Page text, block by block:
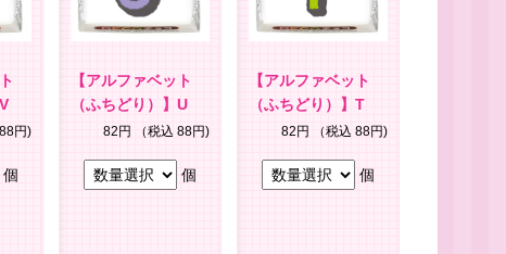
円)
個
【アルファベット
（ふちどり）】U
82円 （税込 88円)
個
【アルファベット
（ふちどり）】T
82円 （税込 88円)
個